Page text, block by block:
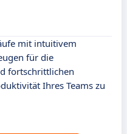
mit intuitivem
für die
fortschrittlichen
Ihres Teams zu